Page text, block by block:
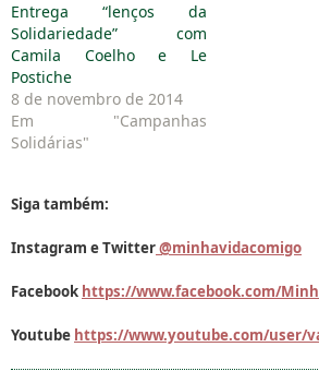
Entrega “lenços da
Solidariedade” com
Camila Coelho e Le
Postiche
8 de novembro de 2014
Em "Campanhas
Solidárias"
Siga também:
Instagram e Twitter@minhavidacomigo
Facebook https://www.facebook.com/
Youtube https://www.youtube.com/user/